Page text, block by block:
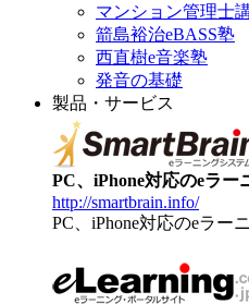
マンション管理士
箭島裕治eBASS塾
西直樹e音楽塾
発音の基礎
製品・サービス
PC、iPhone対応のeラー
http://smartbrain.info/
PC、iPhone対応のeラー